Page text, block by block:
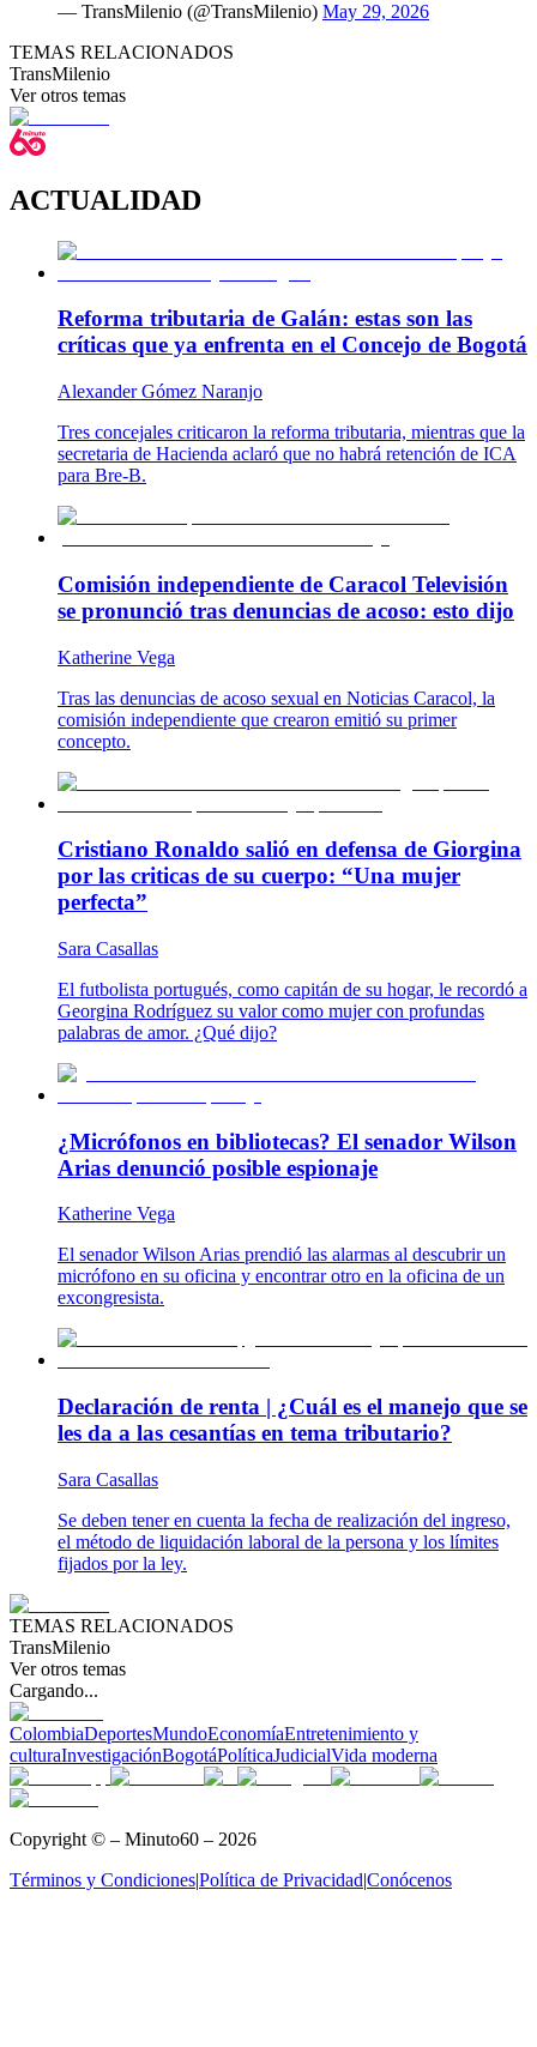
— TransMilenio (@TransMilenio) May 29, 2026
TEMAS RELACIONADOS
TransMilenio
Ver otros temas
ACTUALIDAD
Reforma tributaria de Galán: estas son las
críticas que ya enfrenta en el Concejo de Bogotá
Alexander Gómez Naranjo
Tres concejales criticaron la reforma tributaria, mientras que la
secretaria de Hacienda aclaró que no habrá retención de ICA
para Bre-B.
Comisión independiente de Caracol Televisión
se pronunció tras denuncias de acoso: esto dijo
Katherine Vega
Tras las denuncias de acoso sexual en Noticias Caracol, la
comisión independiente que crearon emitió su primer
concepto.
Cristiano Ronaldo salió en defensa de Giorgina
por las criticas de su cuerpo: “Una mujer
perfecta”
Sara Casallas
El futbolista portugués, como capitán de su hogar, le recordó a
Georgina Rodríguez su valor como mujer con profundas
palabras de amor. ¿Qué dijo?
¿Micrófonos en bibliotecas? El senador Wilson
Arias denunció posible espionaje
Katherine Vega
El senador Wilson Arias prendió las alarmas al descubrir un
micrófono en su oficina y encontrar otro en la oficina de un
excongresista.
Declaración de renta | ¿Cuál es el manejo que se
les da a las cesantías en tema tributario?
Sara Casallas
Se deben tener en cuenta la fecha de realización del ingreso,
el método de liquidación laboral de la persona y los límites
fijados por la ley.
TEMAS RELACIONADOS
TransMilenio
Ver otros temas
Cargando...
ColombiaDeportesMundoEconomíaEntretenimiento y
culturaInvestigaciónBogotáPolíticaJudicialVida moderna
Copyright © – Minuto60 – 2026
Términos y Condiciones|Política de Privacidad|Conócenos